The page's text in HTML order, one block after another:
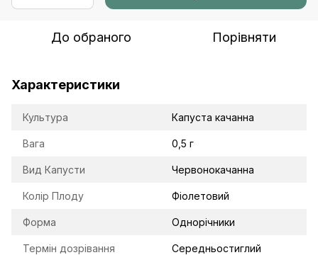
До обраного Порівняти
Характеристики
Культура Капуста качанна
Вага 0,5 г
Вид Капусти Червонокачанна
Колір Плоду Фіолетовий
Форма Однорічники
Термін дозрівання Середньостиглий